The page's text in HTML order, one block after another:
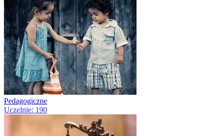
Pedagogiczne
Uczelnie: 190